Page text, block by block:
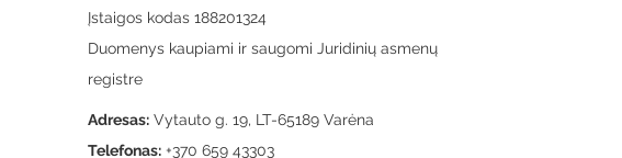
Įstaigos kodas 188201324
Duomenys kaupiami ir saugomi Juridinių asmenų
registre
Adresas: Vytauto g. 19, LT-65189 Varėna
Telefonas: +370 659 43303